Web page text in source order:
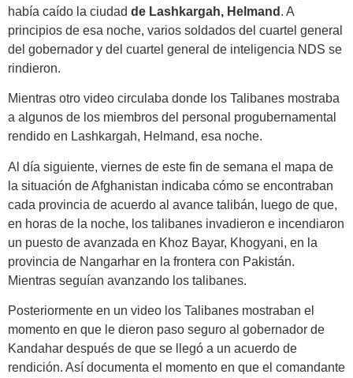
había caído la ciudad de Lashkargah, Helmand . A
principios de esa noche, varios soldados del cuartel general
del gobernador y del cuartel general de inteligencia NDS se
rindieron.
Mientras otro video circulaba donde los Talibanes mostraba
a algunos de los miembros del personal progubernamental
rendido en Lashkargah, Helmand, esa noche.
Al día siguiente, viernes de este fin de semana el mapa de
la situación de Afghanistan indicaba cómo se encontraban
cada provincia de acuerdo al avance talibán, luego de que,
en horas de la noche, los talibanes invadieron e incendiaron
un puesto de avanzada en Khoz Bayar, Khogyani, en la
provincia de Nangarhar en la frontera con Pakistán.
Mientras seguían avanzando los talibanes.
Posteriormente en un video los Talibanes mostraban el
momento en que le dieron paso seguro al gobernador de
Kandahar después de que se llegó a un acuerdo de
rendición. Así documenta el momento en que el comandante